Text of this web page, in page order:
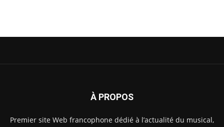
À PROPOS
Premier site Web francophone dédié à l’actualité du musical,